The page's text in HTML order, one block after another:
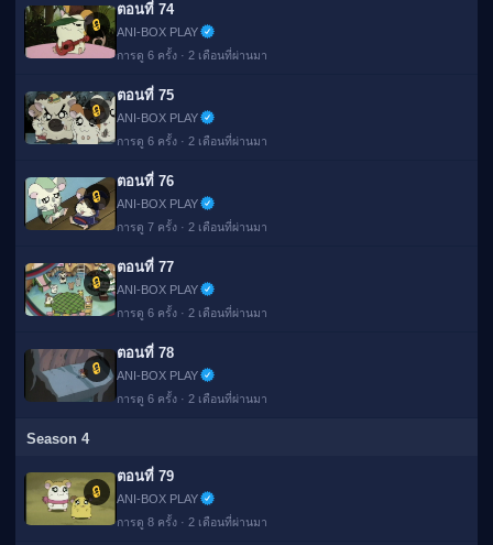
🔒
ตอนที่ 74
ANI-BOX PLAY
การดู 6 ครั้ง · 2 เดือนที่ผ่านมา
🔒
ตอนที่ 75
ANI-BOX PLAY
การดู 6 ครั้ง · 2 เดือนที่ผ่านมา
🔒
ตอนที่ 76
ANI-BOX PLAY
การดู 7 ครั้ง · 2 เดือนที่ผ่านมา
🔒
ตอนที่ 77
ANI-BOX PLAY
การดู 6 ครั้ง · 2 เดือนที่ผ่านมา
🔒
ตอนที่ 78
ANI-BOX PLAY
การดู 6 ครั้ง · 2 เดือนที่ผ่านมา
Season 4
🔒
ตอนที่ 79
ANI-BOX PLAY
การดู 8 ครั้ง · 2 เดือนที่ผ่านมา